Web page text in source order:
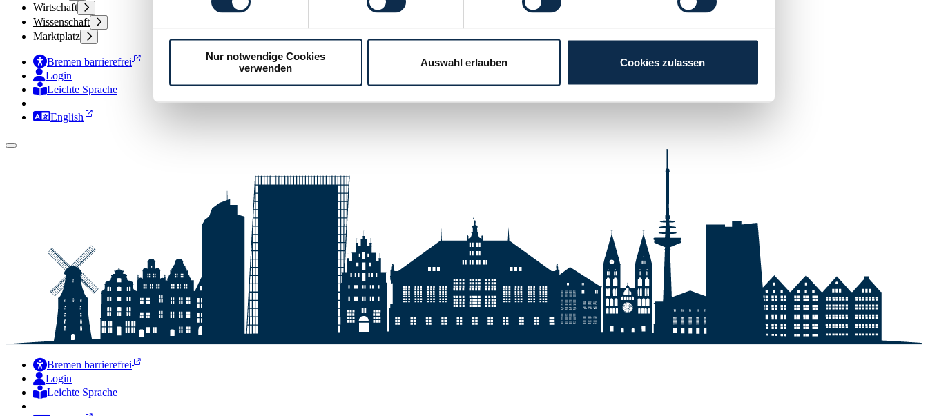
Nur notwendige Cookies
verwenden
Auswahl erlauben Cookies zulassen
Wirtschaft
Wissenschaft
Marktplatz
Bremen barrierefrei
Login
Leichte Sprache
Zur Deutschen Gebärdensprache
English
Bremen barrierefrei
Login
Leichte Sprache